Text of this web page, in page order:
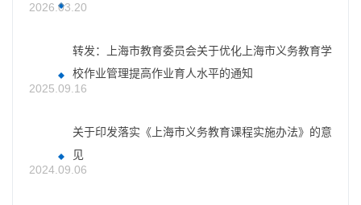
2026.03.20
转发：上海市教育委员会关于优化上海市义务教育学
校作业管理提高作业育人水平的通知
2025.09.16
关于印发落实《上海市义务教育课程实施办法》的意
见
2024.09.06